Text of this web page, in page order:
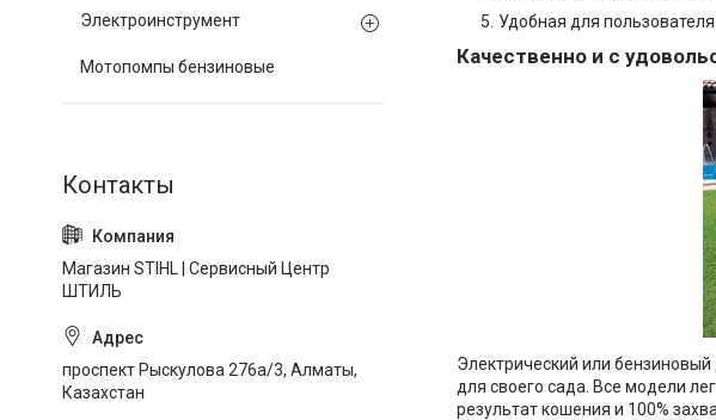
Удобная для
Качественно и с
Электрический или
для своего сада. Все модели
результат кошения и 100%
Электроинструмент
Мотопомпы бензиновые
Магазин STIHL | Сервисный Центр
ШТИЛЬ
проспект Рыскулова 276а/3, Алматы,
Казахстан